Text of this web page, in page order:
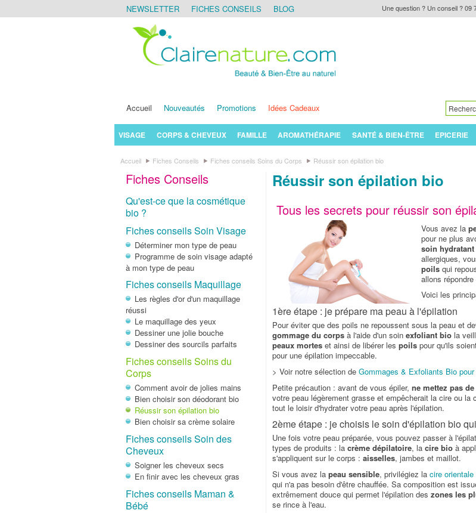
Une question ? Un conseil ? 09
NEWSLETTER FICHES CONSEILS
BLOG
Accueil Nouveautés Promotions Idées Cadeaux
VISAGE CORPS & CHEVEUX FAMILLE AROMATHÉRAPIE SANTÉ & BIEN-ÊTRE EPICERIE
Accueil Fiches Conseils Fiches conseils Soins du Corps Réussir son épilation bio
Réussir son épilation bio
Tous les secrets pour réussir son
Vous avez la
pour ne plus
soin hydratant
allergiques,
poilsqui
allons
Voici les
1ère étape : je prépare ma peau à l'épilation
Pour éviter que des poils ne repoussent sous la peau et
gommage du corpsà l'aide d'un soin exfoliant biola
peaux morteset ainsi de libérer les poilspour qu'ils
pour une épilation impeccable.
> Voir notre sélection de Gommages & Exfoliants Bio
Petite précaution : avant de vous épiler, ne mettez pas
votre peau légèrement grasse et empêcherait la cire ou la
tout le loisir d'hydrater votre peau après l'épilation.
2ème étape : je choisis le soin d'épilation bio
Une fois votre peau préparée, vous pouvez passer à
types de produits : la crème dépilatoire, la cire bioà
s'appliquent sur le corps : aisselles, jambes et maillot.
Si vous avez la peau sensible, privilégiez la cire
qui n'a pas besoin d'être chauffée. Sa composition est
extrêmement douce qui permet l'épilation des zones les
se rince à l'eau.
Fiches Conseils
Qu'est-ce que la cosmétique
bio ?
Fiches conseils Soin Visage
Déterminer mon type de peau
Programme de soin visage adapté
à mon type de peau
Fiches conseils Maquillage
Les règles d'or d'un maquillage
réussi
Le maquillage des yeux
Dessiner une jolie bouche
Dessiner des sourcils parfaits
Fiches conseils Soins du
Corps
Comment avoir de jolies mains
Bien choisir son déodorant bio
Réussir son épilation bio
Bien choisir sa crème solaire
Fiches conseils Soin des
Cheveux
Soigner les cheveux secs
En finir avec les cheveux gras
Fiches conseils Maman &
Bébé